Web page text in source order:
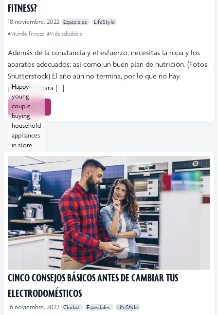
FITNESS?
18 noviembre, 2022 Especiales
LifeStyle
#Mundo fitness #Vida saludable
Además de la constancia y el esfuerzo, necesitas la ropa y los
aparatos adecuados; así como un buen plan de nutrición. (Fotos:
Shutterstock) El año aún no termina, por lo que no hay
pretextos para […]
Leer más
Happy
young
couple
buying
household
appliances
in store.
CINCO CONSEJOS BÁSICOS ANTES DE CAMBIAR TUS
ELECTRODOMÉSTICOS
16 noviembre, 2022 Ciudad Especiales LifeStyle